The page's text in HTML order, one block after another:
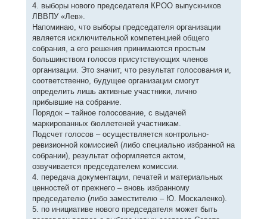
4. выборы нового председателя КРОО выпускников
ЛВВПУ «Лев».
Напоминаю, что выборы председателя организации
является исключительной компетенцией общего
собрания, а его решения принимаются простым
большинством голосов присутствующих членов
организации. Это значит, что результат голосования и,
соответственно, будущее организации смогут
определить лишь активные участники, лично
прибывшие на собрание.
Порядок – тайное голосование, с выдачей
маркированных бюллетеней участникам.
Подсчет голосов – осуществляется контрольно-
ревизионной комиссией (либо специально избранной на
собрании), результат оформляется актом,
озвучивается председателем комиссии.
4. передача документации, печатей и материальных
ценностей от прежнего – вновь избранному
председателю (либо заместителю – Ю. Москаленко).
5. по инициативе нового председателя может быть